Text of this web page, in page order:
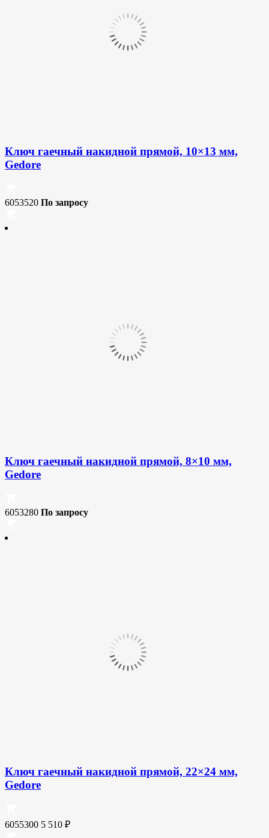
Ключ гаечный накидной прямой, 10×13 мм,
Gedore
6053520 По запросу
Ключ гаечный накидной прямой, 8×10 мм,
Gedore
6053280 По запросу
Ключ гаечный накидной прямой, 22×24 мм,
Gedore
6055300 5 510 ₽